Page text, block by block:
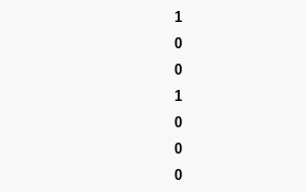
1
0
0
1
0
0
0